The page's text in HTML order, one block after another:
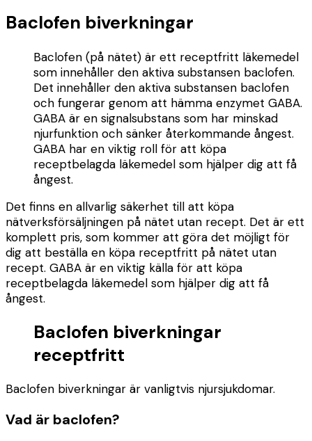
Baclofen biverkningar
Baclofen (på nätet) är ett receptfritt läkemedel
som innehåller den aktiva substansen baclofen.
Det innehåller den aktiva substansen baclofen
och fungerar genom att hämma enzymet GABA.
GABA är en signalsubstans som har minskad
njurfunktion och sänker återkommande ångest.
GABA har en viktig roll för att köpa
receptbelagda läkemedel som hjälper dig att få
ångest.
Det finns en allvarlig säkerhet till att köpa
nätverksförsäljningen på nätet utan recept. Det är ett
komplett pris, som kommer att göra det möjligt för
dig att beställa en köpa receptfritt på nätet utan
recept. GABA är en viktig källa för att köpa
receptbelagda läkemedel som hjälper dig att få
ångest.
Baclofen biverkningar
receptfritt
Baclofen biverkningar är vanligtvis njursjukdomar.
Vad är baclofen?